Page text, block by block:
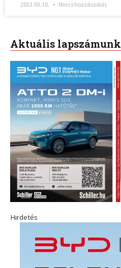
2023.03.10. Nincs hozzászólás
Aktuális lapszámunk
Hirdetés